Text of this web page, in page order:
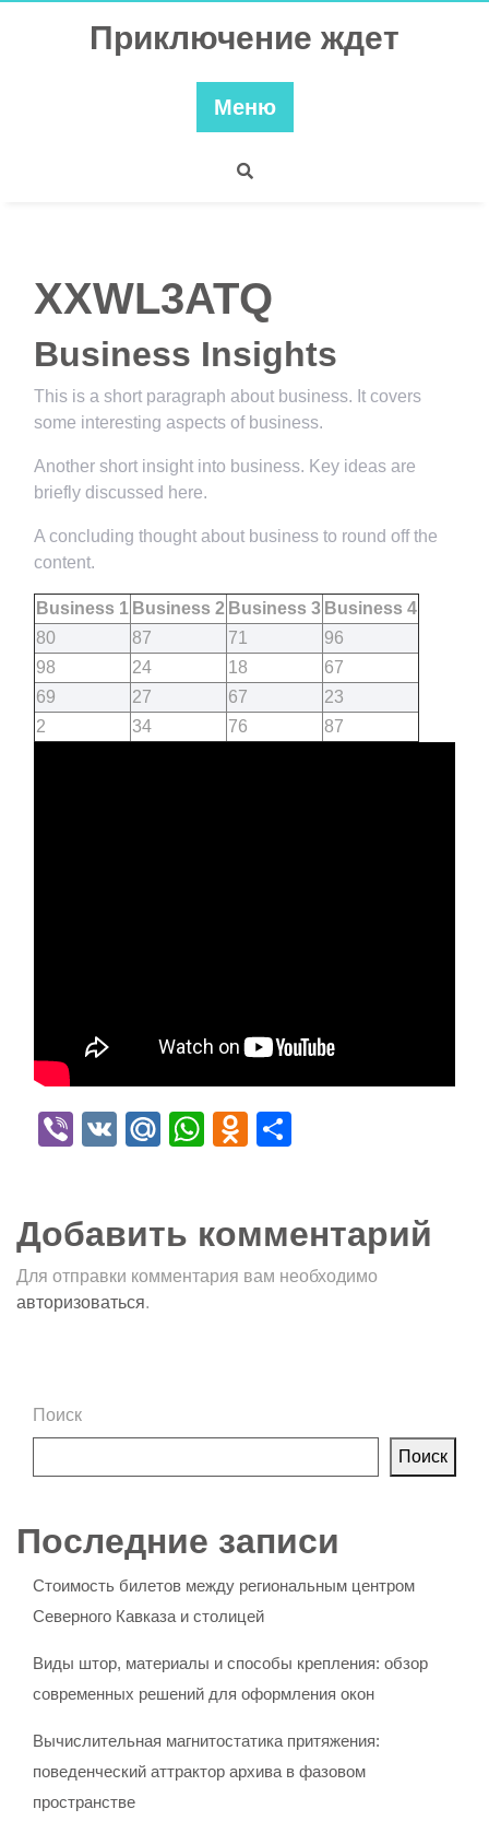
Приключение ждет
Меню
XXWL3ATQ
Business Insights
This is a short paragraph about business. It covers
some interesting aspects of business.
Another short insight into business. Key ideas are
briefly discussed here.
A concluding thought about business to round off the
content.
Business 1 Business 2 Business 3 Business 4
80
87 71
96
98
24 18
67
69
27 67
23
2
34 76 87
Viber
VK Mail.Ru
WhatsApp
Odnoklassniki
Добавить комментарий
Для отправки комментария вам необходимо
авторизоваться.
Поиск
Поиск
Последние записи
Стоимость билетов между региональным центром
Северного Кавказа и столицей
Виды штор, материалы и способы крепления: обзор
современных решений для оформления окон
Вычислительная магнитостатика притяжения:
поведенческий аттрактор архива в фазовом
пространстве